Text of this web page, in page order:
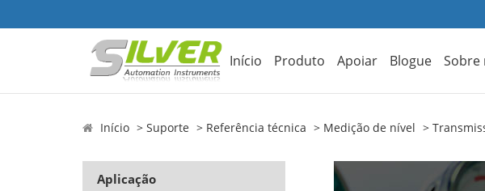
Início Produto Apoiar Blogue Sobre
Início Suporte Referência técnica Medição de nível
Aplicação